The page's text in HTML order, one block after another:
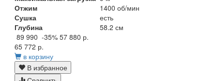
Отжим
1400 об/мин
Сушка
есть
Глубина
58.2 см
89 990 -35% 57 880 р.
65 772 р.
в корзину
В избранное